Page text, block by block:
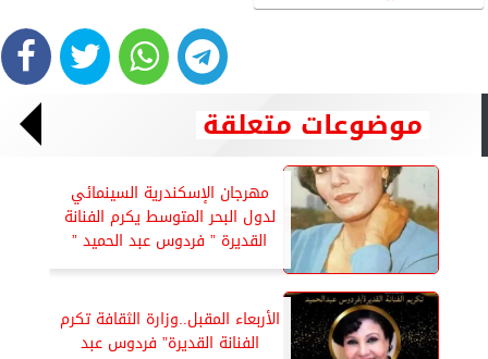
موضوعات متعلقة
مهرجان الإسكندرية السينمائي
لدول البحر المتوسط يكرم الفنانة
القديرة ” فردوس عبد الحميد ”
الأربعاء المقبل..وزارة الثقافة تكرم
الفنانة القديرة” فردوس عبد